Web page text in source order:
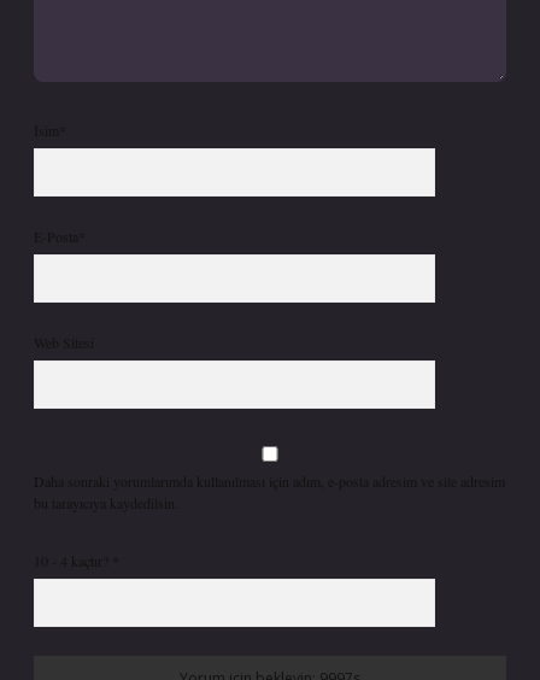
İsim*
E-Posta*
Web Sitesi
Daha sonraki yorumlarımda kullanılması için adım, e-posta adresim ve site adresim
bu tarayıcıya kaydedilsin.
10 - 4 kaçtır?